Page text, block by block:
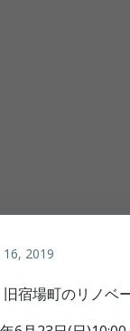
16, 2019
宿場町のリノベ